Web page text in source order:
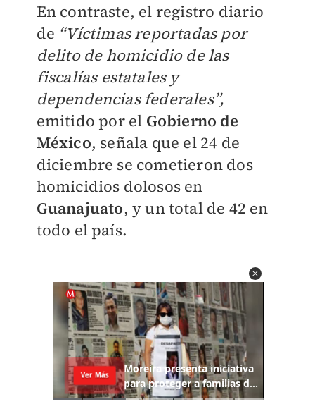
En contraste, el registro diario
de “Víctimas reportadas por
delito de homicidio de las
fiscalías estatales y
dependencias federales”,
emitido por el Gobierno de
México, señala que el 24 de
diciembre se cometieron dos
homicidios dolosos en
Guanajuato, y un total de 42 en
todo el país.